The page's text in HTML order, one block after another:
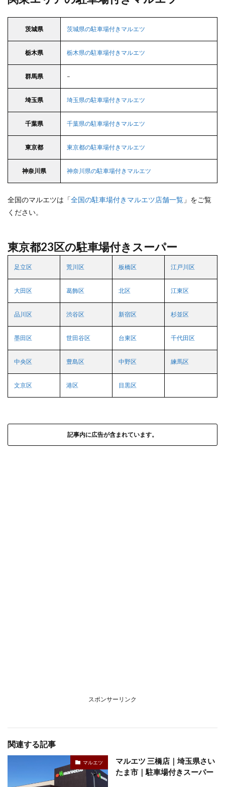
茨城県 茨城県の駐車場付きマルエツ
栃木県 栃木県の駐車場付きマルエツ
群馬県 –
埼玉県 埼玉県の駐車場付きマルエツ
千葉県 千葉県の駐車場付きマルエツ
東京都 東京都の駐車場付きマルエツ
神奈川県 神奈川県の駐車場付きマルエツ
全国のマルエツは「全国の駐車場付きマルエツ店舗一覧 」をご覧
ください。
東京都23区の駐車場付きスーパー
足立区 荒川区 板橋区 江戸川区
大田区 葛飾区 北区 江東区
品川区 渋谷区 新宿区 杉並区
墨田区 世田谷区 台東区 千代田区
中央区 豊島区 中野区 練馬区
文京区 港区 目黒区
記事内に広告が含まれています。
スポンサーリンク
関連する記事
マルエツ
マルエツ 三橋店｜埼玉県さい
たま市｜駐車場付きスーパー